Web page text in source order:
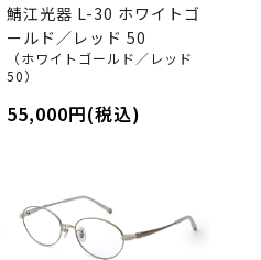
鯖江光器 L-30 ホワイトゴ
ールド／レッド 50
（ホワイトゴールド／レッド
50）
55,000円(税込)